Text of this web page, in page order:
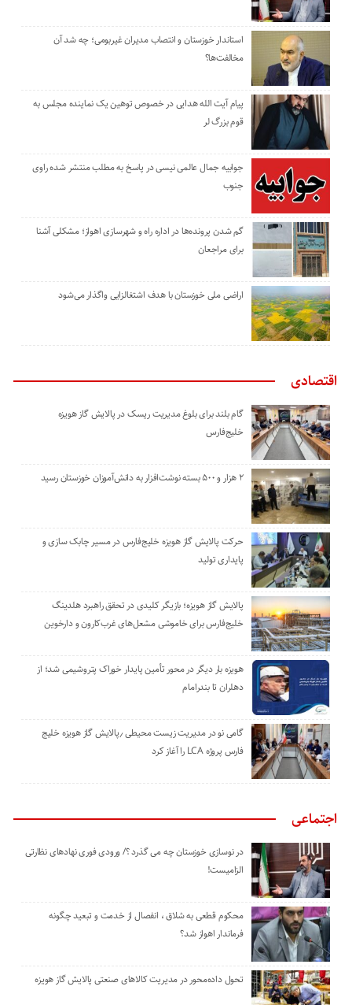
استاندار خوزستان و انتصاب مدیران غیربومی؛ چه شد آن
مخالفت‌ها؟
پیام آیت الله هدایی در خصوص توهین یک نماینده مجلس به
قوم بزرگ لر
جوابیه جمال عالمی نیسی در پاسخ به مطلب منتشر شده راوی
جنوب
گم شدن پرونده‌ها در اداره راه و شهرسازی اهواز؛ مشکلی آشنا
برای مراجعان
اراضی ملی خوزستان با هدف اشتغالزایی واگذار می‌شود
اقتصادی
گام بلند برای بلوغ مدیریت ریسک در پالایش گاز هویزه
خلیج‌فارس
۲ هزار و ۵۰۰ بسته نوشت‌افزار به دانش‌آموزان خوزستان رسید
حرکت پالایش گاز هویزه خلیج‌فارس در مسیر چابک سازی و
پایداری تولید
پالایش گاز هویزه؛ بازیگر کلیدی در تحقق راهبرد هلدینگ
خلیج‌فارس برای خاموشی مشعل‌های غرب‌کارون و دارخوین
هویزه بار دیگر در محور تأمین پایدار خوراک پتروشیمی شد؛ از
دهلران تا بندرامام
گامی نو در مدیریت زیست ‌محیطی ٫پالایش گاز هویزه خلیج
‌فارس پروژه LCA را آغاز کرد
اجتماعی
در نوسازی خوزستان چه می گذرد ؟/ ورودی فوری نهادهای نظارتی
الزامیست!
محکوم قطعی به شلاق ، انفصال از خدمت و تبعید چگونه
فرماندار اهواز شد؟
تحول داده‌محور در مدیریت کالاهای صنعتی پالایش گاز هویزه